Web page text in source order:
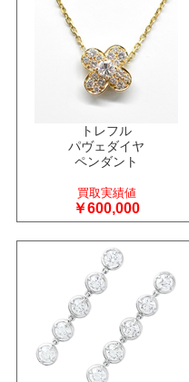
トレフル
パヴェダイヤ
ペンダント
買取実績値
￥600,000